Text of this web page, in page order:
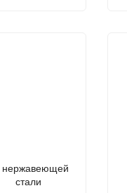
нержавеющей
стали